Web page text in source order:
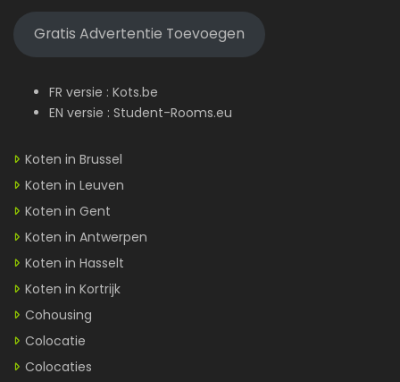
Gratis Advertentie Toevoegen
FR versie : Kots.be
EN versie : Student-Rooms.eu
Koten in Brussel
Koten in Leuven
Koten in Gent
Koten in Antwerpen
Koten in Hasselt
Koten in Kortrijk
Cohousing
Colocatie
Colocaties